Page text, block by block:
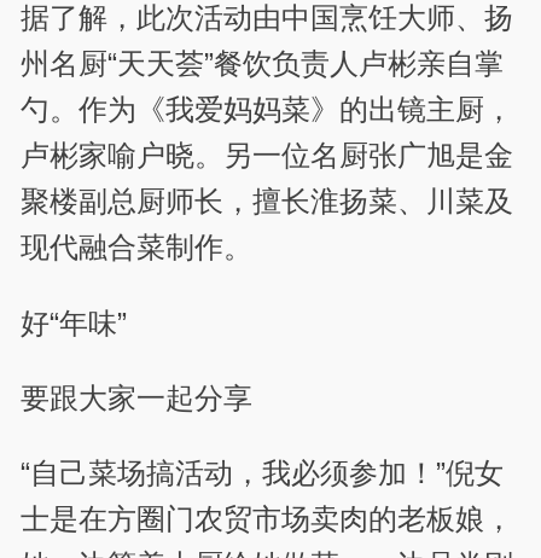
据了解，此次活动由中国烹饪大师、扬
州名厨“天天荟”餐饮负责人卢彬亲自掌
勺。作为《我爱妈妈菜》的出镜主厨，
卢彬家喻户晓。另一位名厨张广旭是金
聚楼副总厨师长，擅长淮扬菜、川菜及
现代融合菜制作。
好“年味”
要跟大家一起分享
“自己菜场搞活动，我必须参加！”倪女
士是在方圈门农贸市场卖肉的老板娘，